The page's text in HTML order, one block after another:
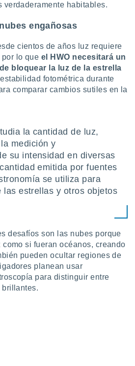
verdaderamente habitables.
engañosas
cientos de años luz requiere
lo que el HWO necesitará un
bloquear la luz de la estrella
fotométrica durante
comparar cambios sutiles en la
la cantidad de luz,
medición y
su intensidad en diversas
emitida por fuentes
se utiliza para
las estrellas y otros objetos
desafíos son las nubes porque
si fueran océanos, creando
pueden ocultar regiones de
planean usar
para distinguir entre